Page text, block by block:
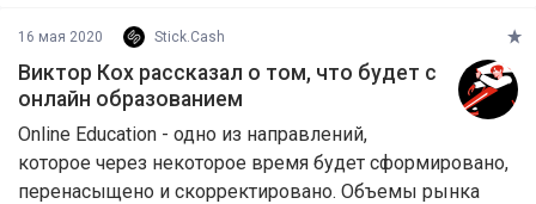
16 мая 2020 Stick.Cash
Виктор Кох рассказал о том, что будет с
онлайн образованием
Online Education - одно из направлений,
которое через некоторое время будет сформировано,
перенасыщено и скорректировано. Объемы рынка